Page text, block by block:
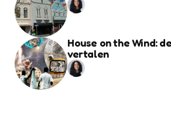
House on the Wind:
vertalen